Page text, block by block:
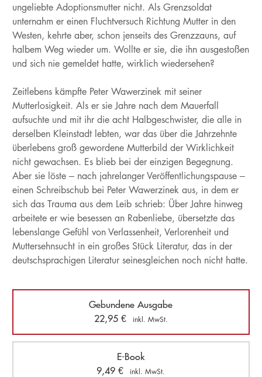
ungeliebte Adoptionsmutter nicht. Als Grenzsoldat
unternahm er einen Fluchtversuch Richtung Mutter in den
Westen, kehrte aber, schon jenseits des Grenzzauns, auf
halbem Weg wieder um. Wollte er sie, die ihn ausgestoßen
und sich nie gemeldet hatte, wirklich wiedersehen?
Zeitlebens kämpfte Peter Wawerzinek mit seiner
Mutterlosigkeit. Als er sie Jahre nach dem Mauerfall
aufsuchte und mit ihr die acht Halbgeschwister, die alle in
derselben Kleinstadt lebten, war das über die Jahrzehnte
überlebens groß gewordene Mutterbild der Wirklichkeit
nicht gewachsen. Es blieb bei der einzigen Begegnung.
Aber sie löste – nach jahrelanger Veröffentlichungspause –
einen Schreibschub bei Peter Wawerzinek aus, in dem er
sich das Trauma aus dem Leib schrieb: Über Jahre hinweg
arbeitete er wie besessen an Rabenliebe, übersetzte das
lebenslange Gefühl von Verlassenheit, Verlorenheit und
Muttersehnsucht in ein großes Stück Literatur, das in der
deutschsprachigen Literatur seinesgleichen noch nicht hatte.
Gebundene Ausgabe
22,95 € inkl. MwSt.
E-Book
9,49€ inkl. MwSt.